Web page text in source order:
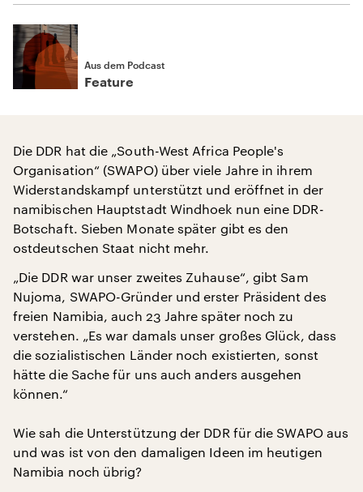
Aus dem Podcast
Feature
Die DDR hat die „South-West Africa People's
Organisation“ (SWAPO) über viele Jahre in ihrem
Widerstandskampf unterstützt und eröffnet in der
namibischen Hauptstadt Windhoek nun eine DDR-
Botschaft. Sieben Monate später gibt es den
ostdeutschen Staat nicht mehr.
„Die DDR war unser zweites Zuhause“, gibt Sam
Nujoma, SWAPO-Gründer und erster Präsident des
freien Namibia, auch 23 Jahre später noch zu
verstehen. „Es war damals unser großes Glück, dass
die sozialistischen Länder noch existierten, sonst
hätte die Sache für uns auch anders ausgehen
können.“
Wie sah die Unterstützung der DDR für die SWAPO aus
und was ist von den damaligen Ideen im heutigen
Namibia noch übrig?